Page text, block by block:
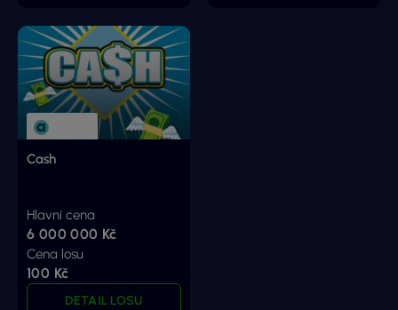
Cash
Hlavní cena
6 000 000 Kč
Cena losu
100 Kč
DETAIL LOSU